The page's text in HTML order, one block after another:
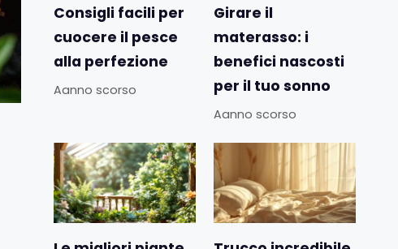
Consigli facili per
cuocere il pesce
alla perfezione
Aanno scorso
Girare il
materasso: i
benefici nascosti
per il tuo sonno
Aanno scorso